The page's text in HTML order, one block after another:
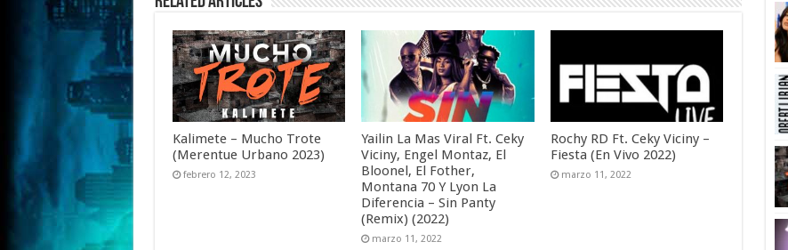
Kalimete – Mucho Trote
(Merentue Urbano 2023)
febrero 12, 2023
Yailin La Mas Viral Ft. Ceky
Viciny, Engel Montaz, El
Bloonel, El Fother,
Montana 70 Y Lyon La
Diferencia – Sin Panty
(Remix) (2022)
marzo 11, 2022
Rochy RD Ft. Ceky Viciny –
Fiesta (En Vivo 2022)
marzo 11, 2022